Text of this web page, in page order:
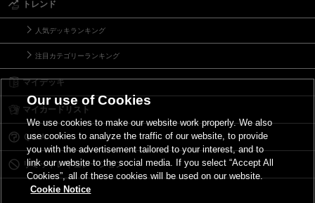
トレンド
人気デッキランキング
注目カテゴリーランキング
マイデッキ
マイカードリスト
Ｑ＆Ａ
リミットレギュレーション
Our use of Cookies
We use cookies to make our website work properly. We also
use cookies to analyze the traffic of our website, to provide
you with the advertisement tailored to your interest, and to
link our website to the social media. If you select “Accept All
Cookies”, all of these cookies will be used on our website.
Cookie Notice